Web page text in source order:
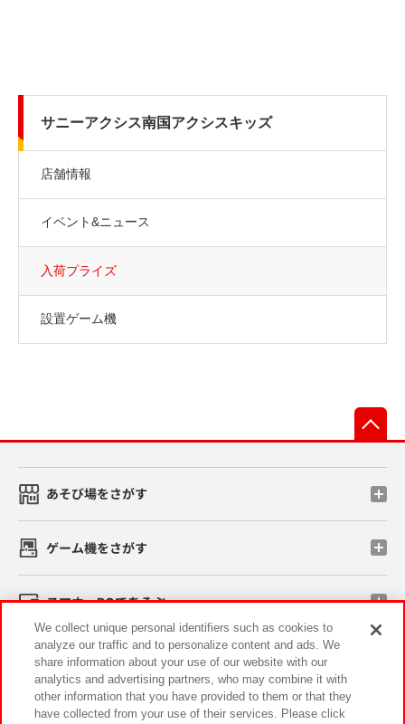
サニーアクシス南国アクシスキッズ
店舗情報
イベント&ニュース
入荷プライズ
設置ゲーム機
あそび場をさがす
ゲーム機をさがす
スマホ・PCであそぶ
イベント・キャンペーン
We collect unique personal identifiers such as cookies to
analyze our traffic and to personalize content and ads. We
share information about your use of our website with our
analytics and advertising partners, who may combine it with
other information that you have provided to them or that they
have collected from your use of their services. Please click